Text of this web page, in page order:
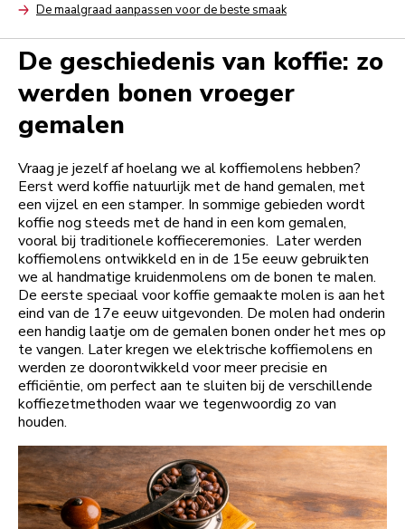
ArrowDe maalgraad aanpassen voor de beste smaak
De geschiedenis van koffie: zo
werden bonen vroeger
gemalen
Vraag je jezelf af hoelang we al koffiemolens hebben?
Eerst werd koffie natuurlijk met de hand gemalen, met
een vijzel en een stamper. In sommige gebieden wordt
koffie nog steeds met de hand in een kom gemalen,
vooral bij traditionele koffieceremonies. Later werden
koffiemolens ontwikkeld en in de 15e eeuw gebruikten
we al handmatige kruidenmolens om de bonen te malen.
De eerste speciaal voor koffie gemaakte molen is aan het
eind van de 17e eeuw uitgevonden. De molen had onderin
een handig laatje om de gemalen bonen onder het mes op
te vangen. Later kregen we elektrische koffiemolens en
werden ze doorontwikkeld voor meer precisie en
efficiëntie, om perfect aan te sluiten bij de verschillende
koffiezetmethoden waar we tegenwoordig zo van
houden.